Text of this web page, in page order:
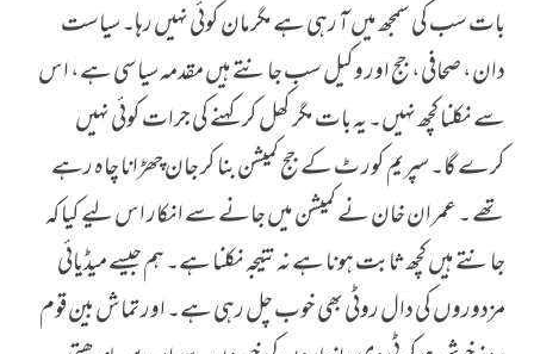
میاں صاحب کی باری آ گئی
بات سب کی سمجھ میں آ رہی ہے مگرمان کوئی نہیں رہا۔ سیاست
دان، صحافی، جج اور وکیل سب جانتے ہیں مقدمہ سیاسی ہے، اس
سے نکلنا کچھ نہیں۔ یہ بات مگر کھل کر کہنے کی جرات کوئی نہیں
کرے گا۔ سپریم کور ٹ کے جج کمیشن بنا کر جان چھڑانا چاہ رہے
تھے ۔ عمران خان نے کمیشن میں جانے سے انکار اس لیے کیا کہ
جانتے ہیں کچھ ثابت ہونا ہے نہ نتیجہ نکلنا ہے۔ ہم جیسے میڈیائی
مزدوروں کی دال روٹی بھی خوب چل رہی ہے۔ اور تماش بین قوم